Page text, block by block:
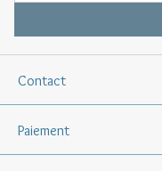
Contact
Paiement